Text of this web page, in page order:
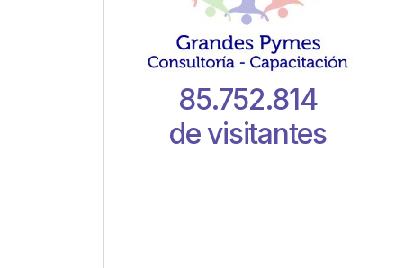
85.752.814
de visitantes